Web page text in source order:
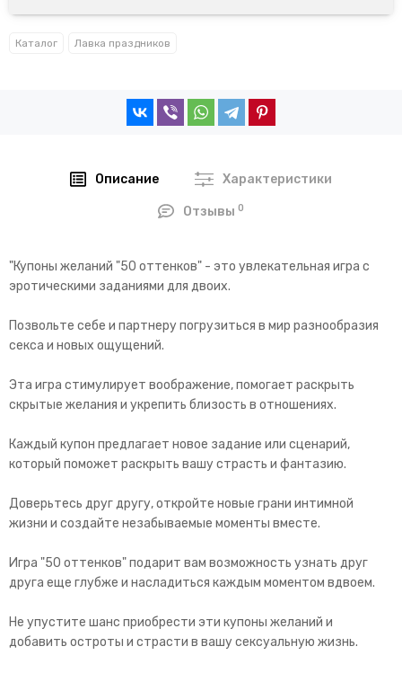
Каталог Лавка праздников
Описание Характеристики
Отзывы0
"Купоны желаний "50 оттенков" - это увлекательная игра с
эротическими заданиями для двоих.
Позвольте себе и партнеру погрузиться в мир разнообразия
секса и новых ощущений.
Эта игра стимулирует воображение, помогает раскрыть
скрытые желания и укрепить близость в отношениях.
Каждый купон предлагает новое задание или сценарий,
который поможет раскрыть вашу страсть и фантазию.
Доверьтесь друг другу, откройте новые грани интимной
жизни и создайте незабываемые моменты вместе.
Игра "50 оттенков" подарит вам возможность узнать друг
друга еще глубже и насладиться каждым моментом вдвоем.
Не упустите шанс приобрести эти купоны желаний и
добавить остроты и страсти в вашу сексуальную жизнь.